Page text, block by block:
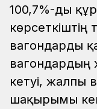
100,7%-ды
көрсеткіштің
вагондарды
вагондардың
кетуі, жалпы
шақырымы